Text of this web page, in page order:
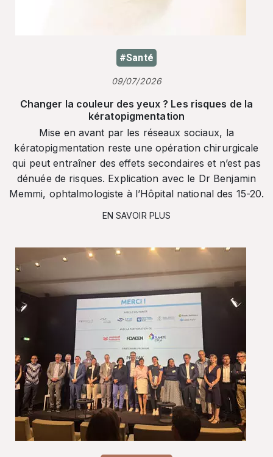
#Santé
09/07/2026
Changer la couleur des yeux ? Les risques de la
kératopigmentation
Mise en avant par les réseaux sociaux, la
kératopigmentation reste une opération chirurgicale
qui peut entraîner des effets secondaires et n’est pas
dénuée de risques. Explication avec le Dr Benjamin
Memmi, ophtalmologiste à l’Hôpital national des 15-20.
EN SAVOIR PLUS